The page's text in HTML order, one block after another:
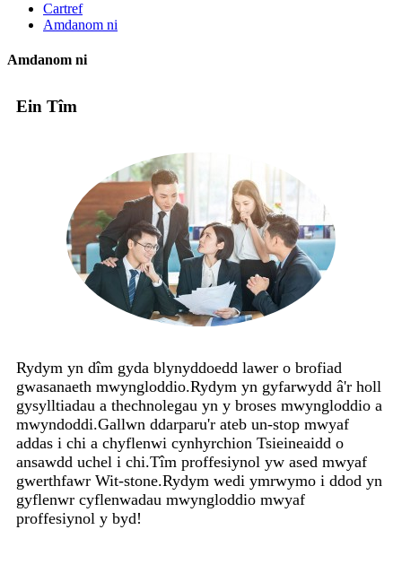
Cartref
Amdanom ni
Amdanom ni
Ein Tîm
Rydym yn dîm gyda blynyddoedd lawer o brofiad
gwasanaeth mwyngloddio.Rydym yn gyfarwydd â'r holl
gysylltiadau a thechnolegau yn y broses mwyngloddio a
mwyndoddi.Gallwn ddarparu'r ateb un-stop mwyaf
addas i chi a chyflenwi cynhyrchion Tsieineaidd o
ansawdd uchel i chi.Tîm proffesiynol yw ased mwyaf
gwerthfawr Wit-stone.Rydym wedi ymrwymo i ddod yn
gyflenwr cyflenwadau mwyngloddio mwyaf
proffesiynol y byd!